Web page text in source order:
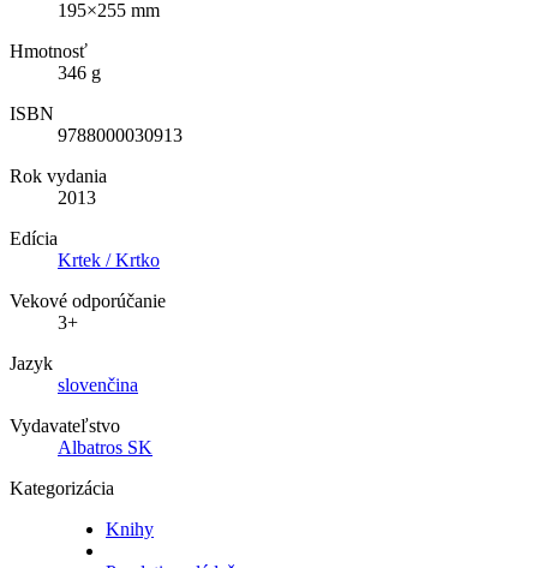
195×255 mm
Hmotnosť
346 g
ISBN
9788000030913
Rok vydania
2013
Edícia
Krtek / Krtko
Vekové odporúčanie
3+
Jazyk
slovenčina
Vydavateľstvo
Albatros SK
Kategorizácia
Knihy